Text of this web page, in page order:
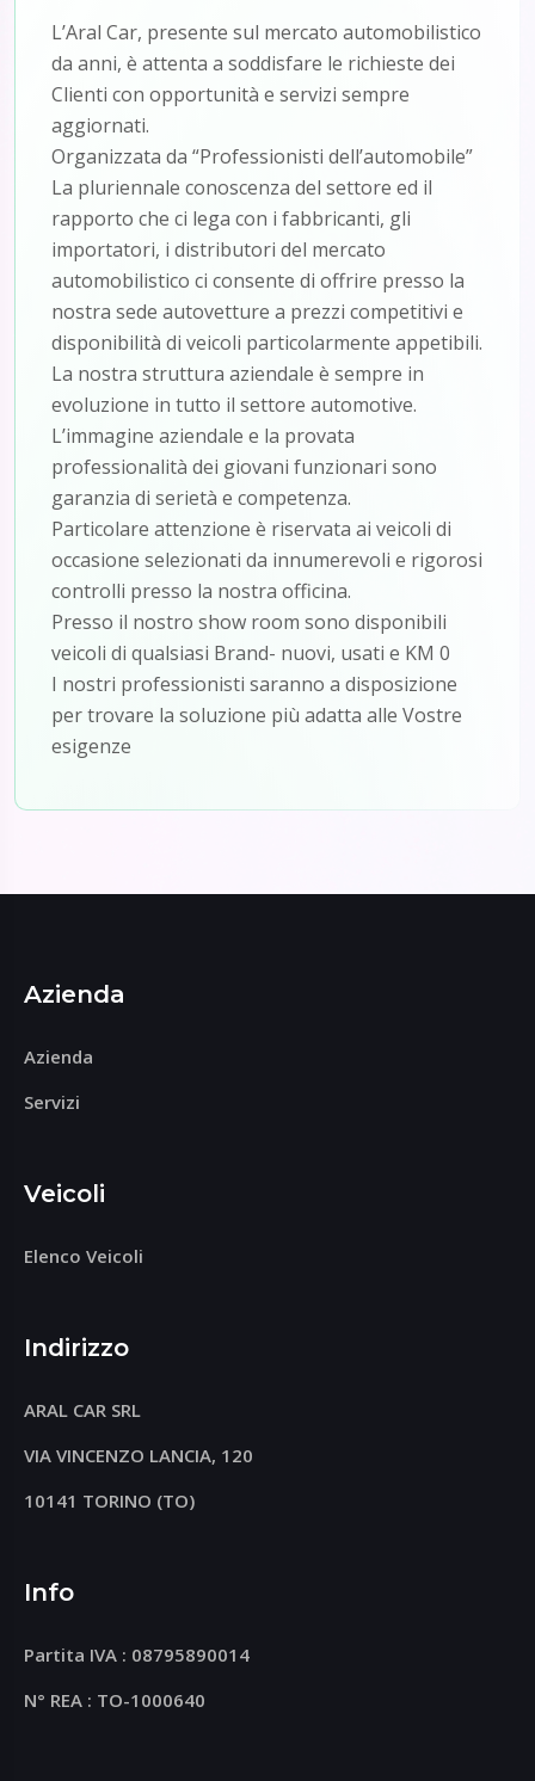
L’Aral Car, presente sul mercato automobilistico
da anni, è attenta a soddisfare le richieste dei
Clienti con opportunità e servizi sempre
aggiornati.
Organizzata da “Professionisti dell’automobile”
La pluriennale conoscenza del settore ed il
rapporto che ci lega con i fabbricanti, gli
importatori, i distributori del mercato
automobilistico ci consente di offrire presso la
nostra sede autovetture a prezzi competitivi e
disponibilità di veicoli particolarmente appetibili.
La nostra struttura aziendale è sempre in
evoluzione in tutto il settore automotive.
L’immagine aziendale e la provata
professionalità dei giovani funzionari sono
garanzia di serietà e competenza.
Particolare attenzione è riservata ai veicoli di
occasione selezionati da innumerevoli e rigorosi
controlli presso la nostra officina.
Presso il nostro show room sono disponibili
veicoli di qualsiasi Brand- nuovi, usati e KM 0
I nostri professionisti saranno a disposizione
per trovare la soluzione più adatta alle Vostre
esigenze
Azienda
Azienda
Servizi
Veicoli
Elenco Veicoli
Indirizzo
ARAL CAR SRL
VIA VINCENZO LANCIA, 120
10141 TORINO (TO)
Info
Partita IVA : 08795890014
N° REA : TO-1000640